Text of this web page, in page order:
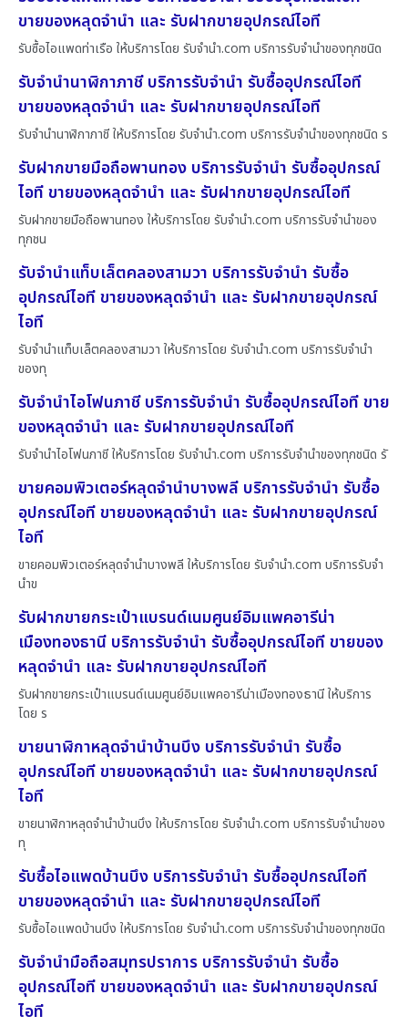
ขายของหลุดจำนำ และ รับฝากขายอุปกรณ์ไอที
รับซื้อไอแพดท่าเรือ ให้บริการโดย รับจํานํา.com บริการรับจำนำของทุกชนิด
รับจำนำนาฬิกาภาชี บริการรับจำนำ รับซื้ออุปกรณ์ไอที
ขายของหลุดจำนำ และ รับฝากขายอุปกรณ์ไอที
รับจำนำนาฬิกาภาชี ให้บริการโดย รับจํานํา.com บริการรับจำนำของทุกชนิด ร
รับฝากขายมือถือพานทอง บริการรับจำนำ รับซื้ออุปกรณ์
ไอที ขายของหลุดจำนำ และ รับฝากขายอุปกรณ์ไอที
รับฝากขายมือถือพานทอง ให้บริการโดย รับจํานํา.com บริการรับจำนำของ
ทุกชน
รับจำนำแท็บเล็ตคลองสามวา บริการรับจำนำ รับซื้อ
อุปกรณ์ไอที ขายของหลุดจำนำ และ รับฝากขายอุปกรณ์
ไอที
รับจำนำแท็บเล็ตคลองสามวา ให้บริการโดย รับจํานํา.com บริการรับจำนำ
ของทุ
รับจำนำไอโฟนภาชี บริการรับจำนำ รับซื้ออุปกรณ์ไอที ขาย
ของหลุดจำนำ และ รับฝากขายอุปกรณ์ไอที
รับจำนำไอโฟนภาชี ให้บริการโดย รับจํานํา.com บริการรับจำนำของทุกชนิด รั
ขายคอมพิวเตอร์หลุดจำนำบางพลี บริการรับจำนำ รับซื้อ
อุปกรณ์ไอที ขายของหลุดจำนำ และ รับฝากขายอุปกรณ์
ไอที
ขายคอมพิวเตอร์หลุดจำนำบางพลี ให้บริการโดย รับจํานํา.com บริการรับจำ
นำข
รับฝากขายกระเป๋าแบรนด์เนมศูนย์อิมแพคอารีน่า
เมืองทองธานี บริการรับจำนำ รับซื้ออุปกรณ์ไอที ขายของ
หลุดจำนำ และ รับฝากขายอุปกรณ์ไอที
รับฝากขายกระเป๋าแบรนด์เนมศูนย์อิมแพคอารีน่าเมืองทองธานี ให้บริการ
โดย ร
ขายนาฬิกาหลุดจำนำบ้านบึง บริการรับจำนำ รับซื้อ
อุปกรณ์ไอที ขายของหลุดจำนำ และ รับฝากขายอุปกรณ์
ไอที
ขายนาฬิกาหลุดจำนำบ้านบึง ให้บริการโดย รับจํานํา.com บริการรับจำนำของ
ทุ
รับซื้อไอแพดบ้านบึง บริการรับจำนำ รับซื้ออุปกรณ์ไอที
ขายของหลุดจำนำ และ รับฝากขายอุปกรณ์ไอที
รับซื้อไอแพดบ้านบึง ให้บริการโดย รับจํานํา.com บริการรับจำนำของทุกชนิด
รับจำนำมือถือสมุทรปราการ บริการรับจำนำ รับซื้อ
อุปกรณ์ไอที ขายของหลุดจำนำ และ รับฝากขายอุปกรณ์
ไอที